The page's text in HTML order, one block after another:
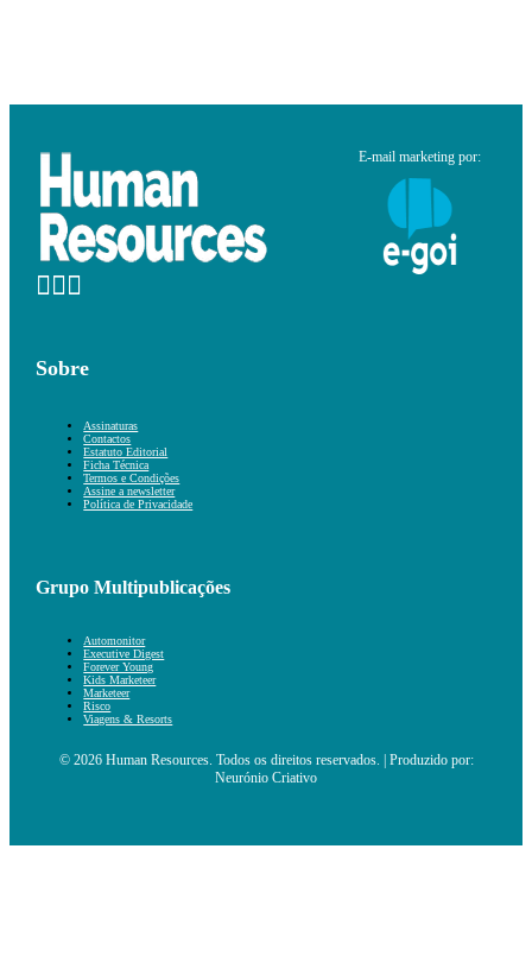
E-mail marketing por:
Sobre
Assinaturas
Contactos
Estatuto Editorial
Ficha Técnica
Termos e Condições
Assine a newsletter
Política de Privacidade
Grupo Multipublicações
Automonitor
Executive Digest
Forever Young
Kids Marketeer
Marketeer
Risco
Viagens & Resorts
© 2026 Human Resources. Todos os direitos reservados. | Produzido por:
Neurónio Criativo